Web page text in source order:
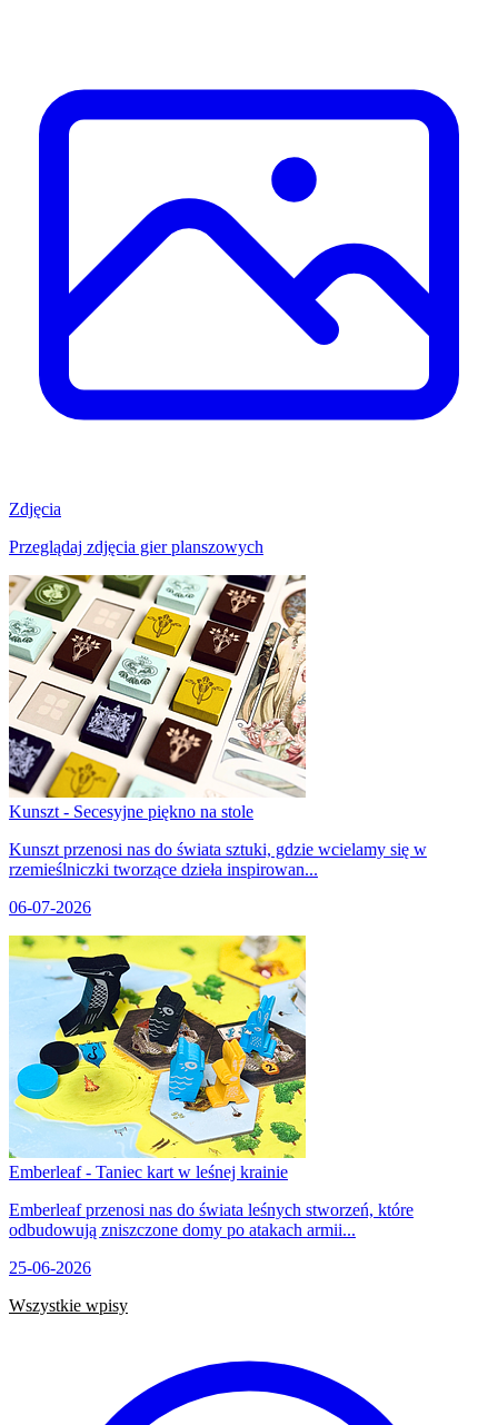
Zdjęcia
Przeglądaj zdjęcia gier planszowych
Kunszt - Secesyjne piękno na stole
Kunszt przenosi nas do świata sztuki, gdzie wcielamy się w
rzemieślniczki tworzące dzieła inspirowan...
06-07-2026
Emberleaf - Taniec kart w leśnej krainie
Emberleaf przenosi nas do świata leśnych stworzeń, które
odbudowują zniszczone domy po atakach armii...
25-06-2026
Wszystkie wpisy